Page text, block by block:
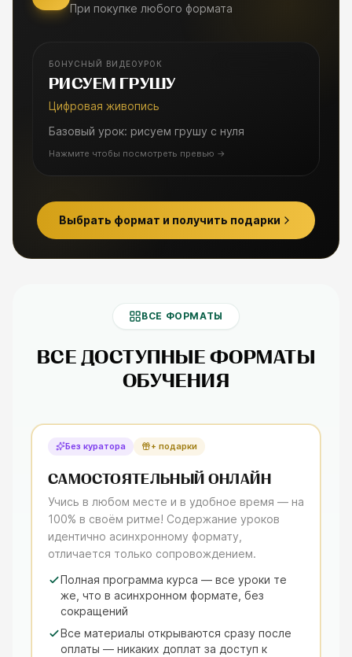
При покупке любого формата
БОНУСНЫЙ ВИДЕОУРОК
РИСУЕМ ГРУШУ
Цифровая живопись
Базовый урок: рисуем грушу с нуля
Нажмите чтобы посмотреть превью →
Выбрать формат и получить подарки
ВСЕ ФОРМАТЫ
ВСЕ ДОСТУПНЫЕ ФОРМАТЫ
ОБУЧЕНИЯ
Без куратора + подарки
САМОСТОЯТЕЛЬНЫЙ ОНЛАЙН
Учись в любом месте и в удобное время — на
100% в своём ритме! Содержание уроков
идентично асинхронному формату,
отличается только сопровождением.
Полная программа курса — все уроки те
же, что в асинхронном формате, без
сокращений
Все материалы открываются сразу после
оплаты — никаких доплат за доступ к